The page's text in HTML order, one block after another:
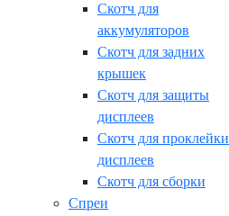
Скотч для
аккумуляторов
Скотч для задних
крышек
Скотч для защиты
дисплеев
Скотч для проклейки
дисплеев
Скотч для сборки
Спреи